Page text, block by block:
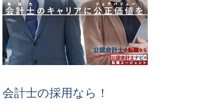
会計士の採用なら！